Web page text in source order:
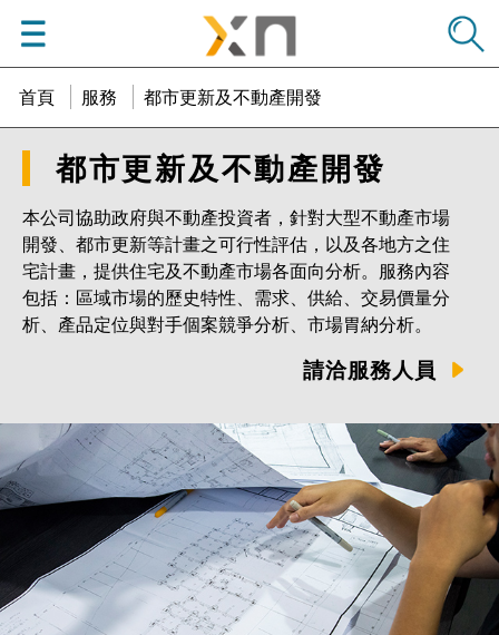
首頁 服務 都市更新及不動產開發
都市更新及不動產開發
本公司協助政府與不動產投資者，針對大型不動產市場
開發、都市更新等計畫之可行性評估，以及各地方之住
宅計畫，提供住宅及不動產市場各面向分析。服務內容
包括：區域市場的歷史特性、需求、供給、交易價量分
析、產品定位與對手個案競爭分析、市場胃納分析。
請洽服務人員